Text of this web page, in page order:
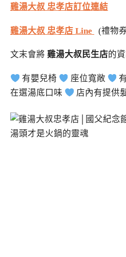
雞湯大叔 忠孝店訂位連結
雞湯大叔 忠孝店 Line (禮物
文末會將 雞湯大叔民生店的
有嬰兒椅 座位寬敞
在選湯底口味
店內有提供